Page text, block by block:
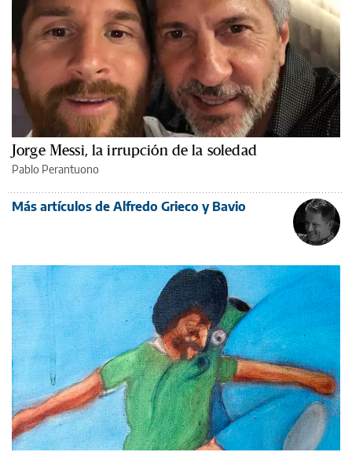
Jorge Messi, la irrupción de la soledad
Pablo Perantuono
Más artículos de Alfredo Grieco y Bavio